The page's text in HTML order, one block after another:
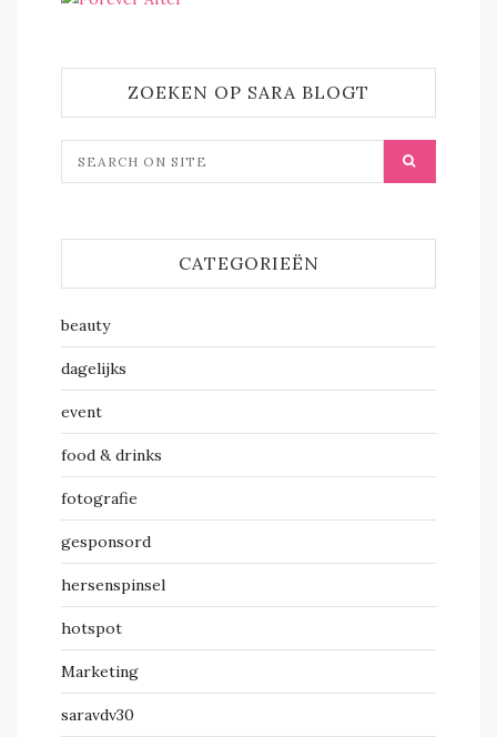
ZOEKEN OP SARA BLOGT
CATEGORIEËN
beauty
dagelijks
event
food & drinks
fotografie
gesponsord
hersenspinsel
hotspot
Marketing
saravdv30